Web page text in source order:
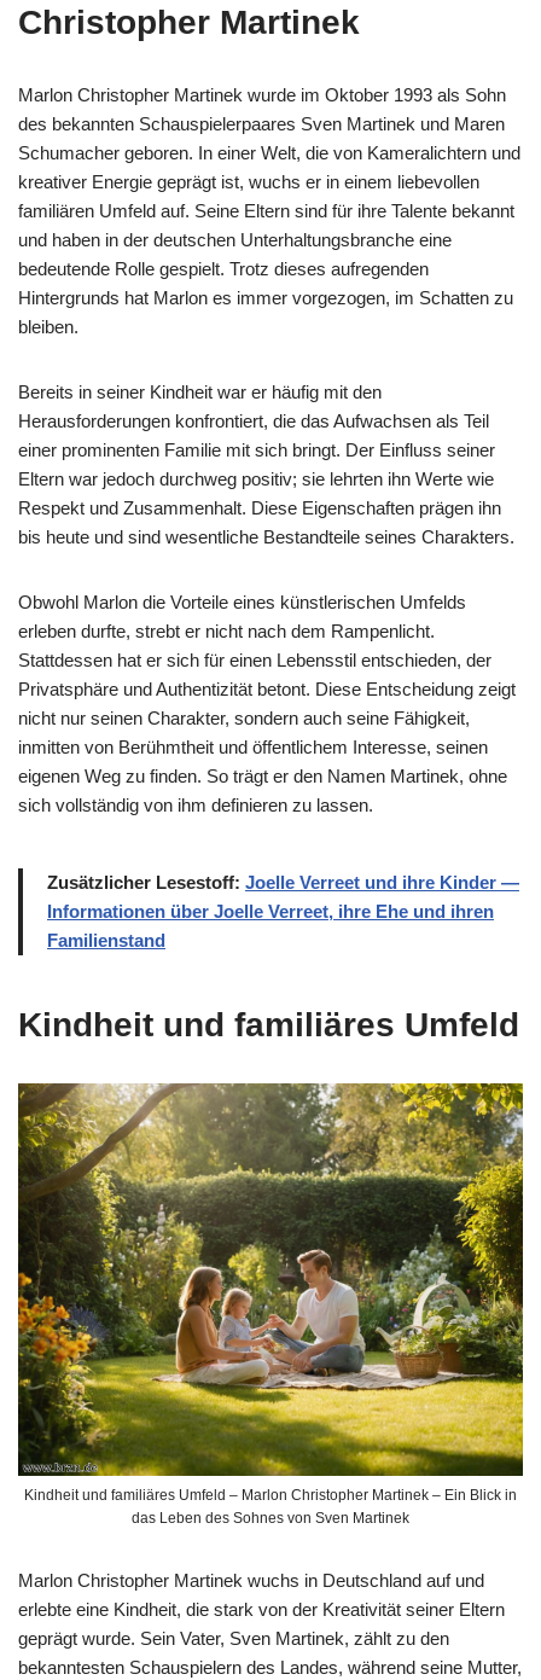
Christopher Martinek
Marlon Christopher Martinek wurde im Oktober 1993 als Sohn
des bekannten Schauspielerpaares Sven Martinek und Maren
Schumacher geboren. In einer Welt, die von Kameralichtern und
kreativer Energie geprägt ist, wuchs er in einem liebevollen
familiären Umfeld auf. Seine Eltern sind für ihre Talente bekannt
und haben in der deutschen Unterhaltungsbranche eine
bedeutende Rolle gespielt. Trotz dieses aufregenden
Hintergrunds hat Marlon es immer vorgezogen, im Schatten zu
bleiben.
Bereits in seiner Kindheit war er häufig mit den
Herausforderungen konfrontiert, die das Aufwachsen als Teil
einer prominenten Familie mit sich bringt. Der Einfluss seiner
Eltern war jedoch durchweg positiv; sie lehrten ihn Werte wie
Respekt und Zusammenhalt. Diese Eigenschaften prägen ihn
bis heute und sind wesentliche Bestandteile seines Charakters.
Obwohl Marlon die Vorteile eines künstlerischen Umfelds
erleben durfte, strebt er nicht nach dem Rampenlicht.
Stattdessen hat er sich für einen Lebensstil entschieden, der
Privatsphäre und Authentizität betont. Diese Entscheidung zeigt
nicht nur seinen Charakter, sondern auch seine Fähigkeit,
inmitten von Berühmtheit und öffentlichem Interesse, seinen
eigenen Weg zu finden. So trägt er den Namen Martinek, ohne
sich vollständig von ihm definieren zu lassen.
Zusätzlicher Lesestoff: Joelle Verreet und ihre Kinder —
Informationen über Joelle Verreet, ihre Ehe und ihren
Familienstand
Kindheit und familiäres Umfeld
Kindheit und familiäres Umfeld – Marlon Christopher Martinek – Ein Blick in
das Leben des Sohnes von Sven Martinek
Marlon Christopher Martinek wuchs in Deutschland auf und
erlebte eine Kindheit, die stark von der Kreativität seiner Eltern
geprägt wurde. Sein Vater, Sven Martinek, zählt zu den
bekanntesten Schauspielern des Landes, während seine Mutter,